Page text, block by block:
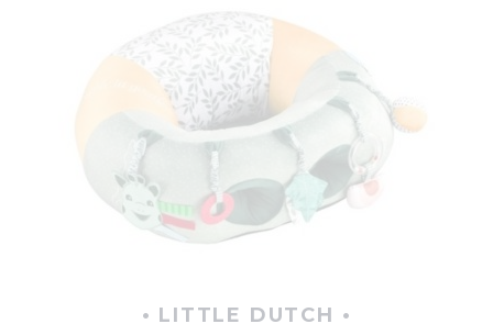
• LITTLE DUTCH •